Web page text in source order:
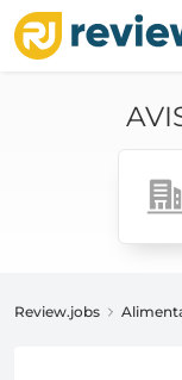
Review.jobs